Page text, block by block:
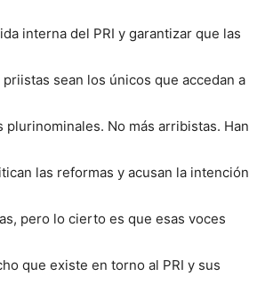
interna del PRI y garantizar que las
sean los únicos que accedan a
plurinominales. No más arribistas. Han
las reformas y acusan la intención
pero lo cierto es que esas voces
que existe en torno al PRI y sus